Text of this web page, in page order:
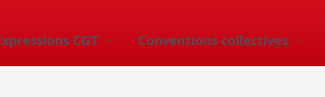
CGT Conventions collectives